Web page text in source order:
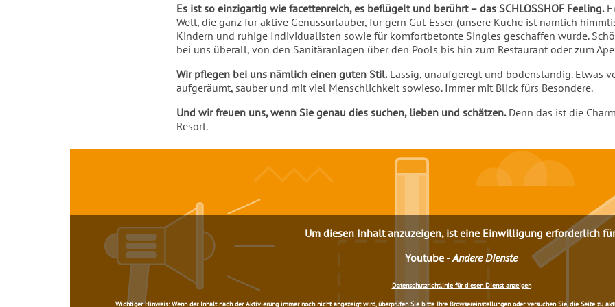
Einleitung
Es ist so einzigartig wie facettenreich, es beflügelt und berührt – das SCHLOSSHOF Feeling.
Welt, die ganz für aktive Genussurlauber, für gern Gut-Esser (unsere Küche ist nämlich
Kindern und ruhige Individualisten sowie für komfortbetonte Singles geschaffen wurde.
bei uns überall, von den Sanitäranlagen über den Pools bis hin zum Restaurant oder zum
Wir pflegen bei uns nämlich einen guten Stil.Lässig, unaufgeregt und bodenständig. Etwas
aufgeräumt, sauber und mit viel Menschlichkeit sowieso. Immer mit Blick fürs Besondere.
Und wir freuen uns, wenn Sie genau dies suchen, lieben und schätzen.Denn das ist die
Resort.
Um diesen Inhalt anzuzeigen, ist eine Einwilligung erforderlich
Youtube -Andere Dienste
Datenschutzrichtlinie für diesen Dienst anzeigen
Wichtiger Hinweis:Wenn der Inhalt nach der Aktivierung immer noch nicht angezeigt wird, überprüfen Sie bitte Ihre Browsereinstellungen oder versuchen Sie, die Seite zu